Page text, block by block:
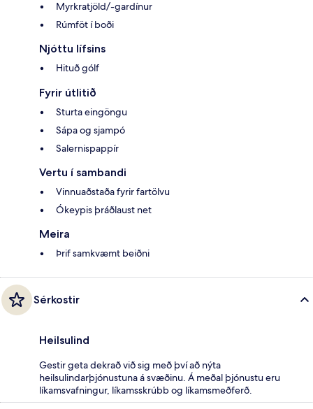
Myrkratjöld/-gardínur
Rúmföt í boði
Njóttu lífsins
Hituð gólf
Fyrir útlitið
Sturta eingöngu
Sápa og sjampó
Salernispappír
Vertu í sambandi
Vinnuaðstaða fyrir fartölvu
Ókeypis þráðlaust net
Meira
Þrif samkvæmt beiðni
Sérkostir
Heilsulind
Gestir geta dekrað við sig með því að nýta
heilsulindarþjónustuna á svæðinu. Á meðal þjónustu eru
líkamsvafningur, líkamsskrúbb og líkamsmeðferð.